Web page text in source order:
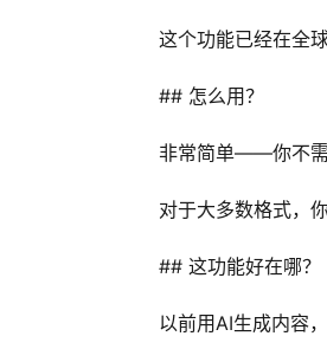
这个功能已经在全
## 怎么用？
非常简单——你不需
对于大多数格式，
## 这功能好在哪？
以前用AI生成内容